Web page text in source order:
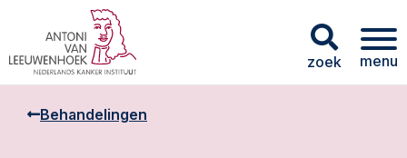
zoek menu
Behandelingen